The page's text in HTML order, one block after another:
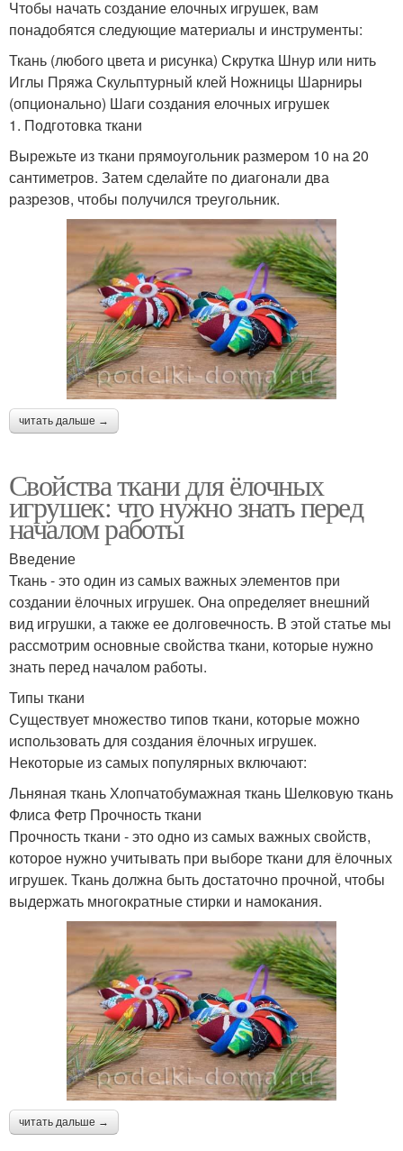
Чтобы начать создание елочных игрушек, вам
понадобятся следующие материалы и инструменты:
Ткань (любого цвета и рисунка) Скрутка Шнур или нить
Иглы Пряжа Скульптурный клей Ножницы Шарниры
(опционально) Шаги создания елочных игрушек
1. Подготовка ткани
Вырежьте из ткани прямоугольник размером 10 на 20
сантиметров. Затем сделайте по диагонали два
разрезов, чтобы получился треугольник.
читать дальше →
Свойства ткани для ёлочных
игрушек: что нужно знать перед
началом работы
Введение
Ткань - это один из самых важных элементов при
создании ёлочных игрушек. Она определяет внешний
вид игрушки, а также ее долговечность. В этой статье мы
рассмотрим основные свойства ткани, которые нужно
знать перед началом работы.
Типы ткани
Существует множество типов ткани, которые можно
использовать для создания ёлочных игрушек.
Некоторые из самых популярных включают:
Льняная ткань Хлопчатобумажная ткань Шелковую ткань
Флиса Фетр Прочность ткани
Прочность ткани - это одно из самых важных свойств,
которое нужно учитывать при выборе ткани для ёлочных
игрушек. Ткань должна быть достаточно прочной, чтобы
выдержать многократные стирки и намокания.
читать дальше →